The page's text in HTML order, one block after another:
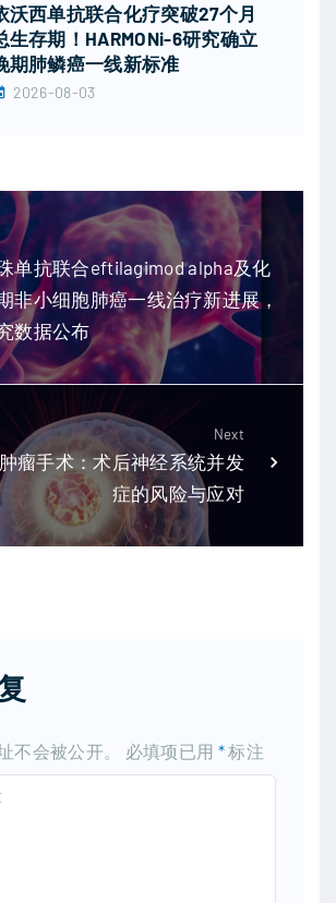
沃西单抗联合化疗突破27个月
生存期！HARMONi-6研究确立
期肺鳞癌一线新标准
2026-08-03
单抗联合eftilagimod alpha及化
非小细胞肺癌一线治疗新进展，
数据公布
Next
瘤手术：术后神经系统并发
症的风险与应对
不会被公开。 必填项已用 *标注